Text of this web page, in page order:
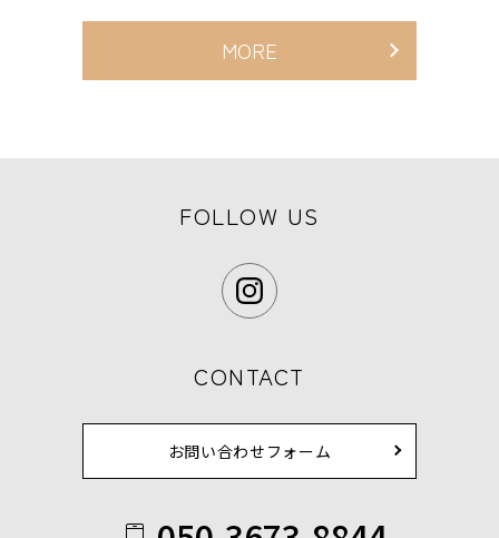
MORE
FOLLOW US
CONTACT
お問い合わせフォーム